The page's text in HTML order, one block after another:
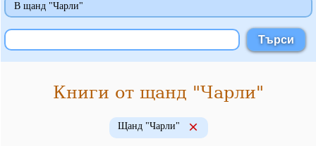
В щанд "Чарли"
Книги от щанд "Чарли"
Щанд "Чарли"